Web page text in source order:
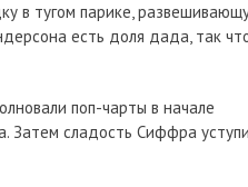
в тугом парике,
есть доля дада, так
поп-чарты в начале
Затем сладость Сиффра